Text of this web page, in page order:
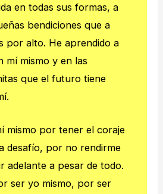
en todas sus formas, a
bendiciones que a
por alto. He aprendido a
mí mismo y en las
que el futuro tiene
mismo por tener el coraje
desafío, por no rendirme
adelante a pesar de todo.
ser yo mismo, por ser